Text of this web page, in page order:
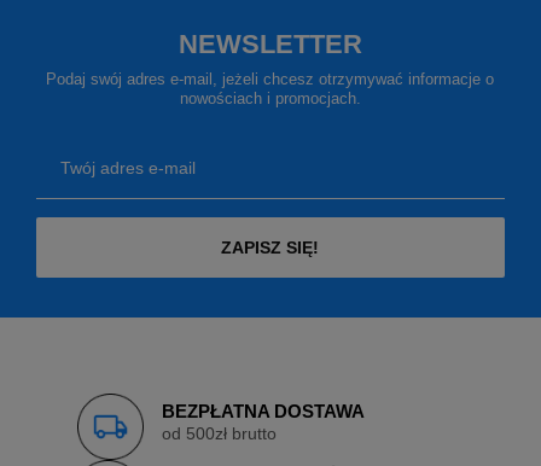
NEWSLETTER
Podaj swój adres e-mail, jeżeli chcesz otrzymywać informacje o
nowościach i promocjach.
Twój adres e-mail
ZAPISZ SIĘ!
BEZPŁATNA DOSTAWA
od 500zł brutto